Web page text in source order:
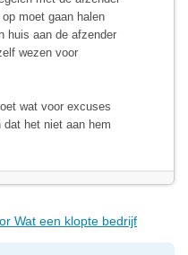
moet gaan halen
huis aan de afzender
wezen voor
wat voor excuses
dat het niet aan hem
Wat een klopte bedrijf